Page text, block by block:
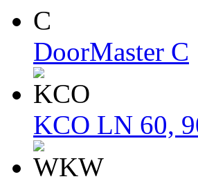
DoorMaster C
KCO LN 60,